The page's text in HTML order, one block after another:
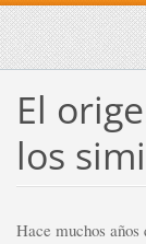
El
los
Hace muchos años